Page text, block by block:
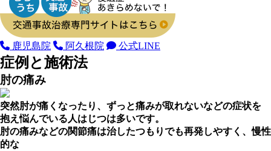
鹿児島院 阿久根院 公式LINE
症例と施術法
肘の痛み
突然肘が痛くなったり、ずっと痛みが取れないなどの症状を
抱え悩んでいる人はじつは多いです。
肘の痛みなどの関節痛は治したつもりでも再発しやすく、慢性
的な